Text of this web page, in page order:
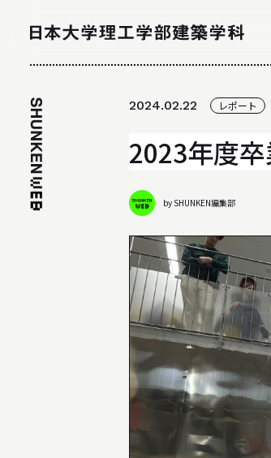
NEWS
INFORMATION
インフォメーション
就職や進学について
2024.02.22 レポート
2023年度
by SHUNKEN編集部